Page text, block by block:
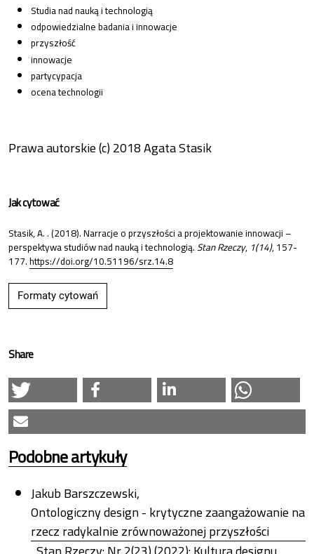
Studia nad nauką i technologią
odpowiedzialne badania i innowacje
przyszłość
innowacje
partycypacja
ocena technologii
Prawa autorskie (c) 2018 Agata Stasik
Jak cytować
Stasik, A. . (2018). Narracje o przyszłości a projektowanie innowacji –
perspektywa studiów nad nauką i technologią.Stan Rzeczy, 1(14), 157-
177.https://doi.org/10.51196/srz.14.8
Formaty cytowań
Share
Podobne artykuły
Jakub Barszczewski,
Ontologiczny design - krytyczne zaangażowanie na
rzecz radykalnie zrównoważonej przyszłości